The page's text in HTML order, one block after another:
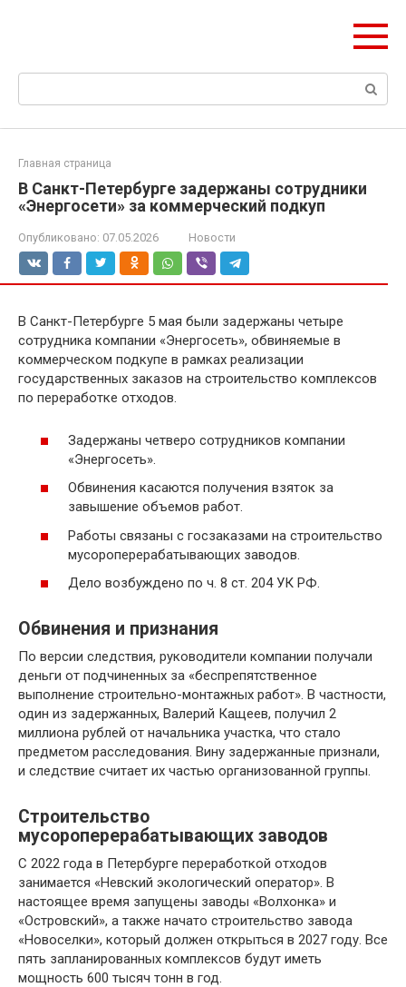
Поиск:
Главная страница
В Санкт-Петербурге задержаны сотрудники
«Энергосети» за коммерческий подкуп
Опубликовано: 07.05.2026 Новости
В Санкт-Петербурге 5 мая были задержаны четыре
сотрудника компании «Энергосеть», обвиняемые в
коммерческом подкупе в рамках реализации
государственных заказов на строительство комплексов
по переработке отходов.
Задержаны четверо сотрудников компании
«Энергосеть».
Обвинения касаются получения взяток за
завышение объемов работ.
Работы связаны с госзаказами на строительство
мусороперерабатывающих заводов.
Дело возбуждено по ч. 8 ст. 204 УК РФ.
Обвинения и признания
По версии следствия, руководители компании получали
деньги от подчиненных за «беспрепятственное
выполнение строительно-монтажных работ». В частности,
один из задержанных, Валерий Кащеев, получил 2
миллиона рублей от начальника участка, что стало
предметом расследования. Вину задержанные признали,
и следствие считает их частью организованной группы.
Строительство
мусороперерабатывающих заводов
С 2022 года в Петербурге переработкой отходов
занимается «Невский экологический оператор». В
настоящее время запущены заводы «Волхонка» и
«Островский», а также начато строительство завода
«Новоселки», который должен открыться в 2027 году. Все
пять запланированных комплексов будут иметь
мощность 600 тысяч тонн в год.